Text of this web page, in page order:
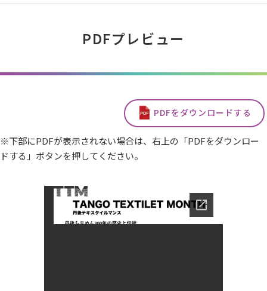
PDFプレビュー
PDFをダウンロードする
※下部にPDFが表示されない場合は、右上の「PDFをダウンロー
ドする」ボタンを押してください。